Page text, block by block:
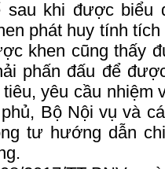
sau khi được biểu
phát huy tính
khen cũng thấy
phấn đấu để
yêu cầu nhiệm
Bộ Nội vụ và
tư hướng dẫn